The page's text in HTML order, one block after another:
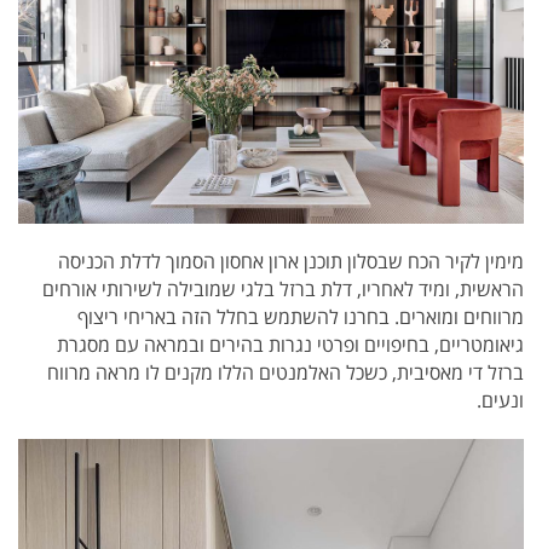
מימין לקיר הכח שבסלון תוכנן ארון אחסון הסמוך לדלת הכניסה
הראשית, ומיד לאחריו, דלת ברזל בלגי שמובילה לשירותי אורחים
מרווחים ומוארים. בחרנו להשתמש בחלל הזה באריחי ריצוף
גיאומטריים, בחיפויים ופרטי נגרות בהירים ובמראה עם מסגרת
ברזל די מאסיבית, כשכל האלמנטים הללו מקנים לו מראה מרווח
ונעים.